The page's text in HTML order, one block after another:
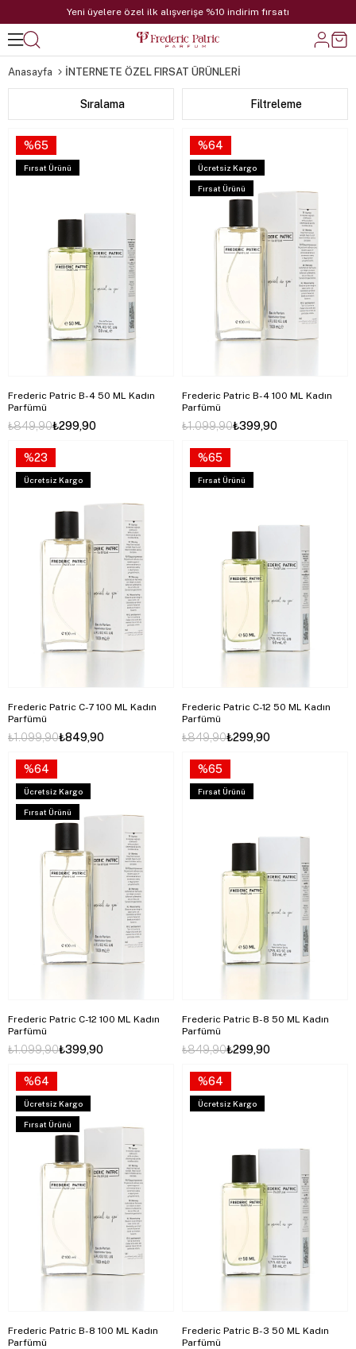
Yeni üyelere özel ilk alışverişe %10 indirim fırsatı
Anasayfa İNTERNETE ÖZEL FIRSAT ÜRÜNLERİ
Filtreleme
Sıralama
Frederic Patric B-4 50 ML Kadın
Parfümü
₺299,90
₺849,90
%65
Fırsat Ürünü
Frederic Patric B-4 100 ML Kadın
Parfümü
₺399,90
₺1.099,90
%64
Ücretsiz Kargo
Fırsat Ürünü
Frederic Patric C-7 100 ML Kadın
Parfümü
₺849,90
₺1.099,90
%23
Ücretsiz Kargo
Frederic Patric C-12 50 ML Kadın
Parfümü
₺299,90
₺849,90
%65
Fırsat Ürünü
Frederic Patric C-12 100 ML Kadın
Parfümü
₺399,90
₺1.099,90
%64
Ücretsiz Kargo
Fırsat Ürünü
Frederic Patric B-8 50 ML Kadın
Parfümü
₺299,90
₺849,90
%65
Fırsat Ürünü
Frederic Patric B-8 100 ML Kadın
Parfümü
%64
Ücretsiz Kargo
Fırsat Ürünü
Frederic Patric B-3 50 ML Kadın
Parfümü
%64
Ücretsiz Kargo